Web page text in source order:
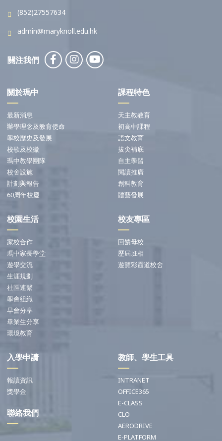
(852)27557634
admin@maryknoll.edu.hk
關注我們
關於瑪中
最新消息
辦學理念及教育使命
學校歷史及發展
校歌及校徽
瑪中教學團隊
校舍設施
計劃與報告
60周年校慶
課程特色
天主教教育
初高中課程
語文教育
拔尖補底
自主學習
閱讀推廣
創科教育
體藝發展
校園生活
家校合作
瑪中家長學堂
遊學交流
生涯規劃
社區連繫
學會組織
早會分享
畢業生分享
環境教育
校友專區
回饋母校
歷屆班相
遊覽彩霞道校舍
入學申請
報讀資訊
獎學金
聯絡我們
教師、學生工具
INTRANET
OFFICE365
E-CLASS
CLO
AERODRIVE
E-PLATFORM